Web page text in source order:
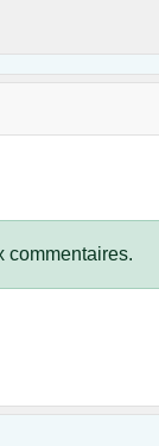
commentaires.